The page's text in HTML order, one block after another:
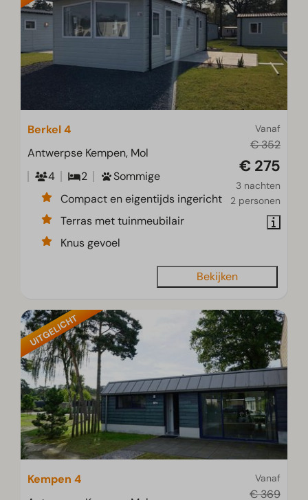
Vanaf
€ 352
€ 275
3 nachten
2 personen
Berkel 4
Antwerpse Kempen, Mol
4
2
Sommige
Compact en eigentijds ingericht
Terras met tuinmeubilair
Knus gevoel
Bekijken
UITGELICHT
Vanaf
€ 369
Kempen 4